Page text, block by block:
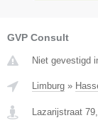
GVP Consult
Niet gevestigd
Limburg »
Lazarijstraat 79